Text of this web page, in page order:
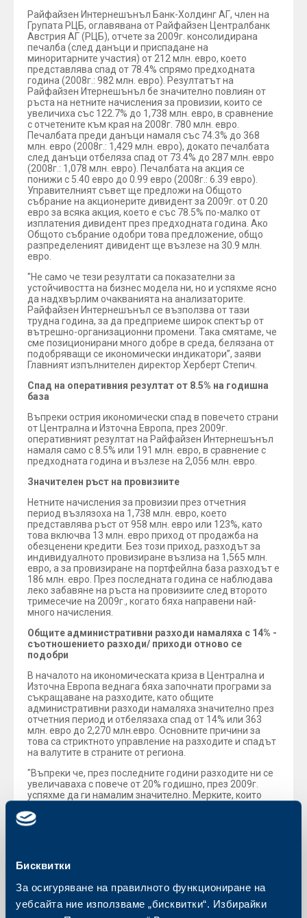
Бисквитки
За осигуряване на правилното функциониране на
уебсайта ние използваме „бисквитки“. Избирайки
Райфайзен Интернешънъл Банк-Холдинг АГ, член на
Групата РЦБ, оглавявана от Райфайзен Централбанк
Австрия АГ (РЦБ), отчете за 2009г. консолидирана
печалба (след данъци и приспадане на
миноритарните участия) от 212 млн. евро, което
представлява спад от 78.4% спрямо предходната
година (2008г.: 982 млн. евро). Резултатът на
Райфайзен Итернешънъл бе значително повлиян от
ръста на нетните начисления за провизии, които се
увеличиха със 122.7% до 1,738 млн. евро, в сравнение
с отчетените към края на 2008г. 780 млн. евро.
Печалбата преди данъци намаля със 74.3% до 368
млн. евро (2008г.: 1,429 млн. евро), докато печалбата
след данъци отбеляза спад от 73.4% до 287 млн. евро
(2008г.: 1,078 млн. евро). Печалбата на акция се
понижи с 5.40 евро до 0.99 евро (2008г.: 6.39 евро).
Управителният съвет ще предложи на Общото
събрание на акционерите дивидент за 2009г. от 0.20
евро за всяка акция, което е със 78.5% по-малко от
изплатения дивидент през предходната година. Ако
Общото събрание одобри това предложение, общо
разпределеният дивидент ще възлезе на 30.9 млн.
евро.
"Не само че тези резултати са показателни за
устойчивостта на бизнес модела ни, но и успяхме ясно
да надхвърлим очакванията на анализаторите.
Райфайзен Интернешънъл се възползва от тази
трудна година, за да предприеме широк спектър от
вътрешно-организационни промени. Така смятаме, че
сме позиционирани много добре в среда, белязана от
подобряващи се икономически индикатори”, заяви
Главният изпълнителен директор Херберт Степич.
Спад на оперативния резултат от 8.5% на годишна
база
Въпреки острия икономически спад в повечето страни
от Централна и Източна Европа, през 2009г.
оперативният резултат на Райфайзен Интернешънъл
намаля само с 8.5% или 191 млн. евро, в сравнение с
предходната година и възлезе на 2,056 млн. евро.
Значителен ръст на провизиите
Нетните начисления за провизии през отчетния
период възлязоха на 1,738 млн. евро, което
представлява ръст от 958 млн. евро или 123%, като
това включва 13 млн. евро приход от продажба на
обезценени кредити. Без този приход, разходът за
индивидуалното провизиране възлиза на 1,565 млн.
евро, а за провизиране на портфейлна база разходът е
186 млн. евро. През последната година се наблюдава
леко забавяне на ръста на провизиите след второто
тримесечие на 2009г., когато бяха направени най-
много начисления.
Общите административни разходи намаляха с 14% -
съотношението разходи/ приходи отново се
подобри
В началото на икономическата криза в Централна и
Източна Европа веднага бяха започнати програми за
съкращаване на разходите, като общите
административни разходи намаляха значително през
отчетния период и отбелязаха спад от 14% или 363
млн. евро до 2,270 млн.евро. Основните причини за
това са стриктното управление на разходите и спадът
на валутите в страните от региона.
"Въпреки че, през последните години разходите ни се
увеличаваха с повече от 20% годишно, през 2009г.
успяхме да ги намалим значително. Мерките, които
до подобряване на ефективността”, заяви Мартин
Грюл, Главен финансов директор.
разходи, като те все пак отчитат спад от 17% или 222
млн. евро, спрямо предходната година и възлизат на
1,054 млн. евро. Ефектът от мерките за ограничаване
на разходите като намаляването на персонала и
незаемането на вакантните позиции, започна да се